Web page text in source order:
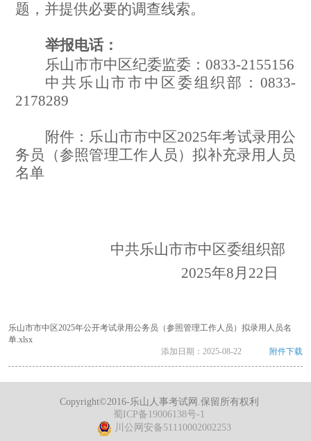
题，并提供必要的调查线索。
举报电话：
乐山市市中区纪委监委：0833-2155156
中共乐山市市中区委组织部：0833-
2178289
附件：乐山市市中区2025年考试录用公
务员（参照管理工作人员）拟补充录用人员
名单
中共乐山市市中区委组织部
2025年8月22日
乐山市市中区2025年公开考试录用公务员（参照管理工作人员）拟录用人员名
单.xlsx
添加日期： 2025-08-22 附件下载
Copyright©2016-乐山人事考试网.保留所有权利
蜀ICP备19006138号-1
川公网安备51110002002253